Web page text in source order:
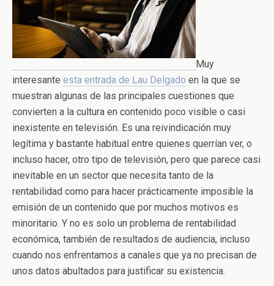
Muy
interesante esta entrada de Lau Delgado en la que se
muestran algunas de las principales cuestiones que
convierten a la cultura en contenido poco visible o casi
inexistente en televisión. Es una reivindicación muy
legítima y bastante habitual entre quienes querrían ver, o
incluso hacer, otro tipo de televisión, pero que parece casi
inevitable en un sector que necesita tanto de la
rentabilidad como para hacer prácticamente imposible la
emisión de un contenido que por muchos motivos es
minoritario. Y no es solo un problema de rentabilidad
económica, también de resultados de audiencia, incluso
cuando nos enfrentamos a canales que ya no precisan de
unos datos abultados para justificar su existencia.